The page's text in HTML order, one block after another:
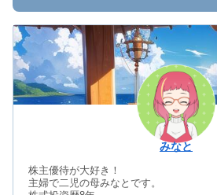
みなと
株主優待が大好き！
主婦で二児の母みなとです。